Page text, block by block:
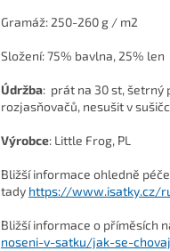
Gramáž: 250-260 g / m2
Složení:75% bavlna, 25% len
Údržba: prát na 30 st, šetrný
rozjasňovačů, nesušit v
Výrobce: Little Frog, PL
Bližší informace ohledně
tady https://www.isatky.cz/
Bližší informace o příměsích
noseni-v-satku/jak-se-